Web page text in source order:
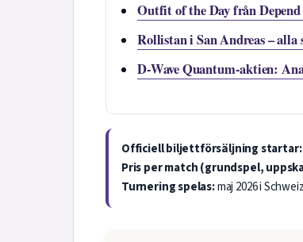
Outfit of the Day från
Rollistan i San Andreas – alla
D-Wave Quantum-aktien:
Officiell biljettförsäljning startar:
Pris per match (grundspel,
Turnering spelas:maj 2026 i Schweiz